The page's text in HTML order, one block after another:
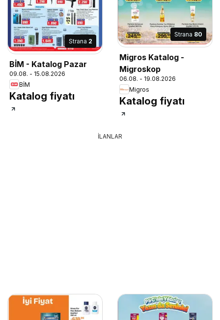
Strana 2
BİM - Katalog Pazar
09.08. - 15.08.2026
BİM
Katalog fiyatı
Strana 80
Migros Katalog -
Migroskop
06.08. - 19.08.2026
Migros
Katalog fiyatı
İLANLAR